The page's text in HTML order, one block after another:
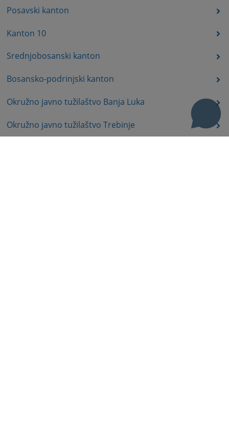
Posavski kanton
Kanton 10
Srednjobosanski kanton
Bosansko-podrinjski kanton
Okružno javno tužilaštvo Banja Luka
Okružno javno tužilaštvo Trebinje